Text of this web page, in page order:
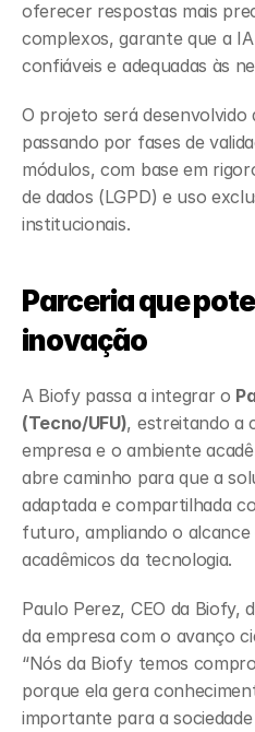
oferecer respostas mais
complexos, garante que a
confiáveis e adequadas às
O projeto será
passando por fases de
módulos, com base em
de dados (LGPD) e uso
institucionais.
Parceria que
inovação
A Biofy passa a integrar o
(Tecno/UFU), estreitando a
empresa e o ambiente
abre caminho para que a
adaptada e compartilhada
futuro, ampliando o alcance
acadêmicos da tecnologia.
Paulo Perez, CEO da Biofy,
da empresa com o avanço
“Nós da Biofy temos
porque ela gera
importante para a